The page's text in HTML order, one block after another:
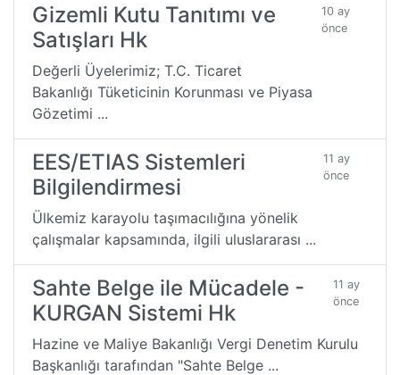
Gizemli Kutu Tanıtımı ve
Satışları Hk
10 ay
önce
Değerli Üyelerimiz; T.C. Ticaret
Bakanlığı Tüketicinin Korunması ve Piyasa
Gözetimi ...
EES/ETIAS Sistemleri
Bilgilendirmesi
11 ay
önce
Ülkemiz karayolu taşımacılığına yönelik
çalışmalar kapsamında, ilgili uluslararası ...
Sahte Belge ile Mücadele -
KURGAN Sistemi Hk
11 ay
önce
Hazine ve Maliye Bakanlığı Vergi Denetim Kurulu
Başkanlığı tarafından "Sahte Belge ...